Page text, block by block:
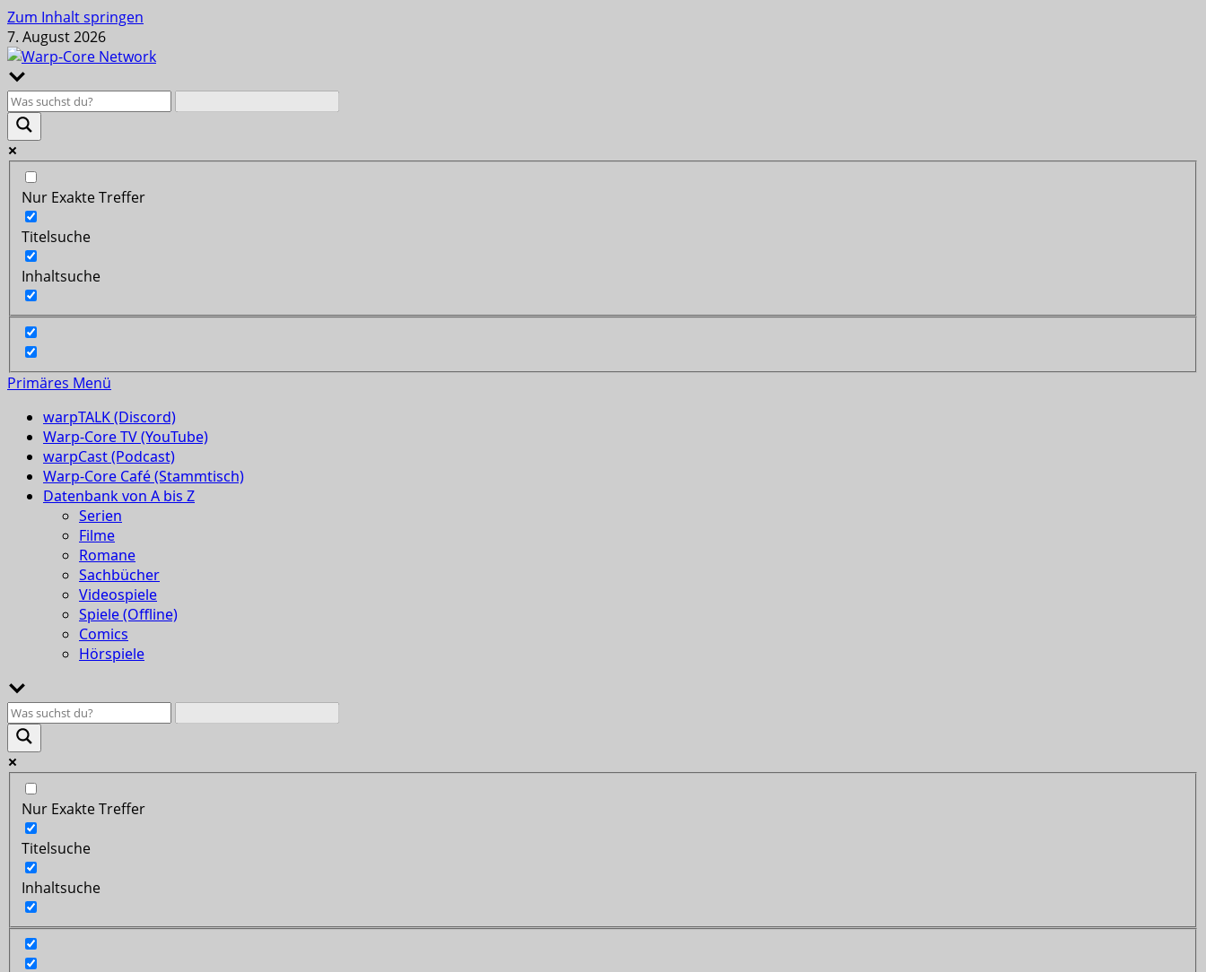
Zum Inhalt springen
7. August 2026
Nur Exakte Treffer
Titelsuche
Inhaltsuche
Primäres Menü
warpTALK (Discord)
Warp-Core TV (YouTube)
warpCast (Podcast)
Warp-Core Café (Stammtisch)
Datenbank von A bis Z
Serien
Filme
Romane
Sachbücher
Videospiele
Spiele (Offline)
Comics
Hörspiele
Nur Exakte Treffer
Titelsuche
Inhaltsuche